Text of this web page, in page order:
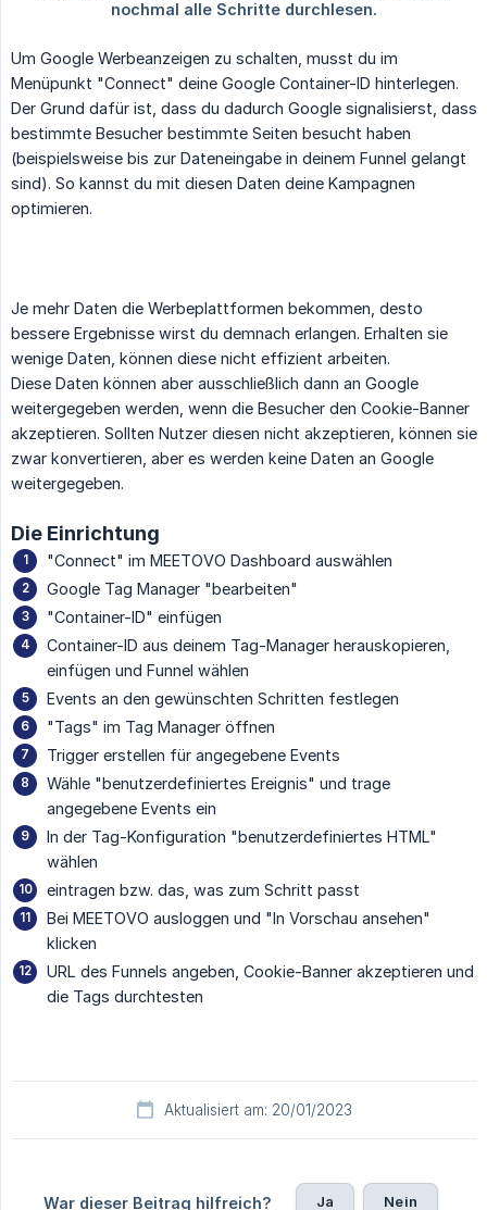
Um Google Werbeanzeigen zu schalten, musst du im
Menüpunkt "Connect" deine Google Container-ID hinterlegen.
Der Grund dafür ist, dass du dadurch Google signalisierst, dass
bestimmte Besucher bestimmte Seiten besucht haben
(beispielsweise bis zur Dateneingabe in deinem Funnel gelangt
sind). So kannst du mit diesen Daten deine Kampagnen
optimieren.
Je mehr Daten die Werbeplattformen bekommen, desto
bessere Ergebnisse wirst du demnach erlangen. Erhalten sie
wenige Daten, können diese nicht effizient arbeiten.
Diese Daten können aber ausschließlich dann an Google
weitergegeben werden, wenn die Besucher den Cookie-Banner
akzeptieren. Sollten Nutzer diesen nicht akzeptieren, können sie
zwar konvertieren, aber es werden keine Daten an Google
weitergegeben.
Die Einrichtung
"Connect" im MEETOVO Dashboard auswählen
Google Tag Manager "bearbeiten"
"Container-ID" einfügen
Container-ID aus deinem Tag-Manager herauskopieren,
einfügen und Funnel wählen
Events an den gewünschten Schritten festlegen
"Tags" im Tag Manager öffnen
Trigger erstellen für angegebene Events
Wähle "benutzerdefiniertes Ereignis" und trage
angegebene Events ein
In der Tag-Konfiguration "benutzerdefiniertes HTML"
wählen
eintragen bzw. das, was zum Schritt passt
Bei MEETOVO ausloggen und "In Vorschau ansehen"
klicken
URL des Funnels angeben, Cookie-Banner akzeptieren und
die Tags durchtesten
Aktualisiert am: 20/01/2023
War dieser Beitrag hilfreich? Ja Nein